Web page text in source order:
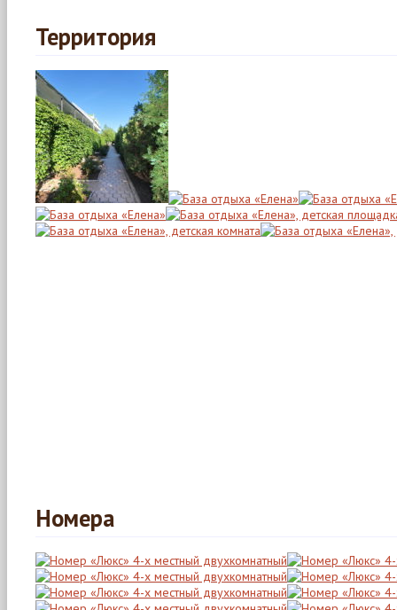
Территория
Номера